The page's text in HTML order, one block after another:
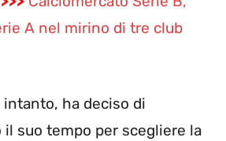
A nel mirino di tre club
intanto, ha deciso di
suo tempo per scegliere la